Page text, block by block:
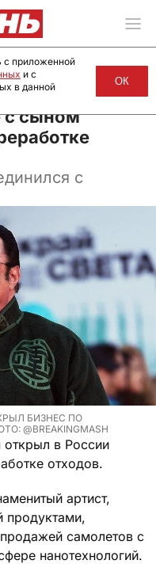
с сыном
с
БИЗНЕС ПО
@BREAKINGMASH
в России
отходов.
артист,
продуктами,
самолетов с
нанотехнологий.
с приложенной
и с
в данной
ОК